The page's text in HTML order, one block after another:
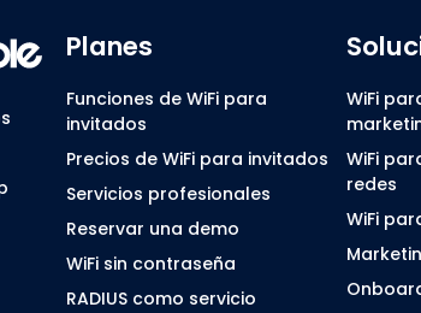
Planes
Funciones de WiFi para
invitados
Precios de WiFi para invitados
Servicios profesionales
Reservar una demo
WiFi sin contraseña
RADIUS como servicio
WiFi
WiFi
redes
WiFi